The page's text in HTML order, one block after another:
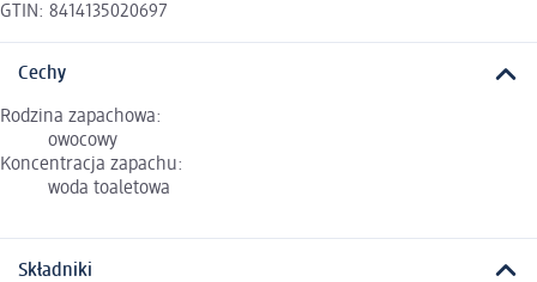
GTIN: 8414135020697
Cechy
Rodzina zapachowa:
owocowy
Koncentracja zapachu:
woda toaletowa
Składniki